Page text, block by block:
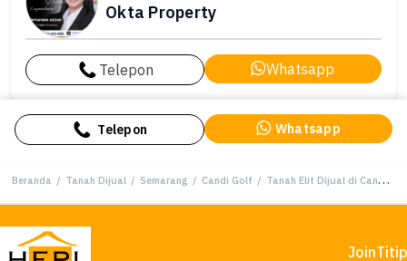
Okta Property
Telepon Whatsapp
Telepon Whatsapp
Beranda / Tanah Dijual / Semarang / Candi Golf / Tanah Elit Dijual di Candi Golf, Semarang, Harga 5,04 Miliar
Join